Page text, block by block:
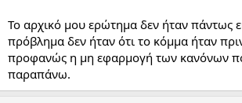
Το αρχικό μου ερώτημα δεν ήταν πάντως
πρόβλημα δεν ήταν ότι το κόμμα ήταν
προφανώς η μη εφαρμογή των κανόνων
παραπάνω.